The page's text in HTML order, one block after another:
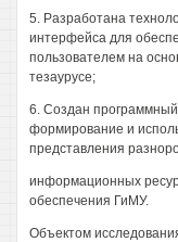
5. Разработана
интерфейса для
пользователем на
тезаурусе;
6. Создан
формирование и
представления
информационных
обеспечения ГиМУ.
Объектом